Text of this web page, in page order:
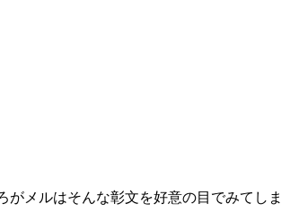
メルはそんな彰文を好意の目でみてしま